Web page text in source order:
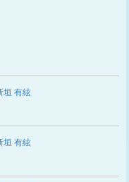
垣 有絃
垣 有絃